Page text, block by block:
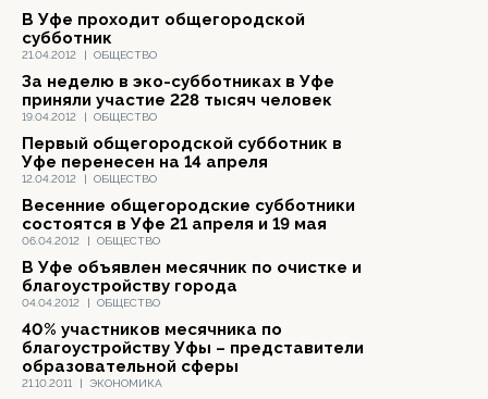
21.04.2012 | ОБЩЕСТВО
В Уфе проходит общегородской
субботник
19.04.2012 | ОБЩЕСТВО
За неделю в эко-субботниках в Уфе
приняли участие 228 тысяч человек
12.04.2012 | ОБЩЕСТВО
Первый общегородской субботник в
Уфе перенесен на 14 апреля
06.04.2012 | ОБЩЕСТВО
Весенние общегородские субботники
состоятся в Уфе 21 апреля и 19 мая
04.04.2012 | ОБЩЕСТВО
В Уфе объявлен месячник по очистке и
благоустройству города
21.10.2011 | ЭКОНОМИКА
40% участников месячника по
благоустройству Уфы – представители
образовательной сферы